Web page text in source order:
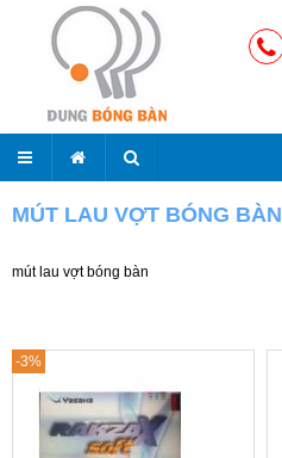
MÚT LAU VỢT BÓNG BÀN
mút lau vợt bóng bàn
-3%